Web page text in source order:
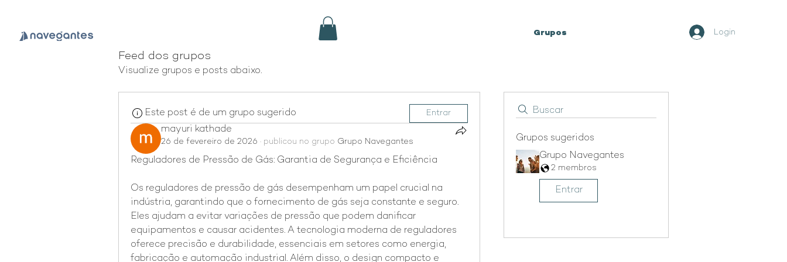
Grupos Login
Feed dos grupos
Visualize grupos e posts abaixo.
Buscar
Grupos sugeridos
Grupo Navegantes
2 membros
Entrar
Este post é de um grupo sugerido Entrar
mayuri kathade
26 de fevereiro de 2026 · publicou no grupo Grupo Navegantes
Reguladores de Pressão de Gás: Garantia de Segurança e Eficiência
Os reguladores de pressão de gás desempenham um papel crucial na
indústria, garantindo que o fornecimento de gás seja constante e seguro.
Eles ajudam a evitar variações de pressão que podem danificar
equipamentos e causar acidentes. A tecnologia moderna de reguladores
oferece precisão e durabilidade, essenciais em setores como energia,
fabricação e automação industrial. Além disso, o design compacto e